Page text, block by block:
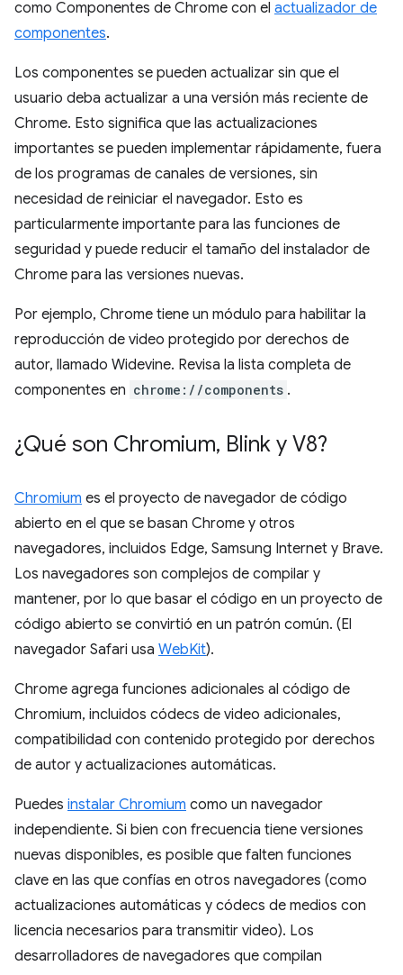
como Componentes de Chrome con el actualizador de
componentes.
Los componentes se pueden actualizar sin que el
usuario deba actualizar a una versión más reciente de
Chrome. Esto significa que las actualizaciones
importantes se pueden implementar rápidamente, fuera
de los programas de canales de versiones, sin
necesidad de reiniciar el navegador. Esto es
particularmente importante para las funciones de
seguridad y puede reducir el tamaño del instalador de
Chrome para las versiones nuevas.
Por ejemplo, Chrome tiene un módulo para habilitar la
reproducción de video protegido por derechos de
autor, llamado Widevine. Revisa la lista completa de
componentes en chrome://components .
¿Qué son Chromium, Blink y V8?
Chromium es el proyecto de navegador de código
abierto en el que se basan Chrome y otros
navegadores, incluidos Edge, Samsung Internet y Brave.
Los navegadores son complejos de compilar y
mantener, por lo que basar el código en un proyecto de
código abierto se convirtió en un patrón común. (El
navegador Safari usa WebKit).
Chrome agrega funciones adicionales al código de
Chromium, incluidos códecs de video adicionales,
compatibilidad con contenido protegido por derechos
de autor y actualizaciones automáticas.
Puedes instalar Chromium como un navegador
independiente. Si bien con frecuencia tiene versiones
nuevas disponibles, es posible que falten funciones
clave en las que confías en otros navegadores (como
actualizaciones automáticas y códecs de medios con
licencia necesarios para transmitir video). Los
desarrolladores de navegadores que compilan